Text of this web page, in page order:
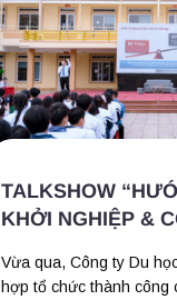
TALKSHOW
KHỞI NGHIỆP &
TƯƠNG LAI CHO
Vừa qua, Công ty Du
hợp tổ chức thành công